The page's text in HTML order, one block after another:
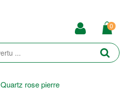
0
Quartz rose pierre